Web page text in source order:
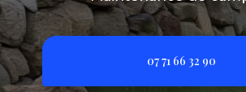
07 71 66 32 90